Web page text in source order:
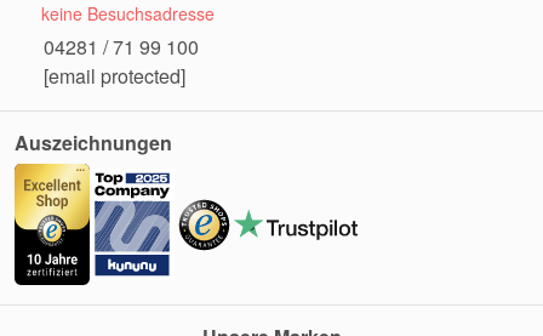
keine Besuchsadresse
04281 / 71 99 100
[email protected]
Auszeichnungen